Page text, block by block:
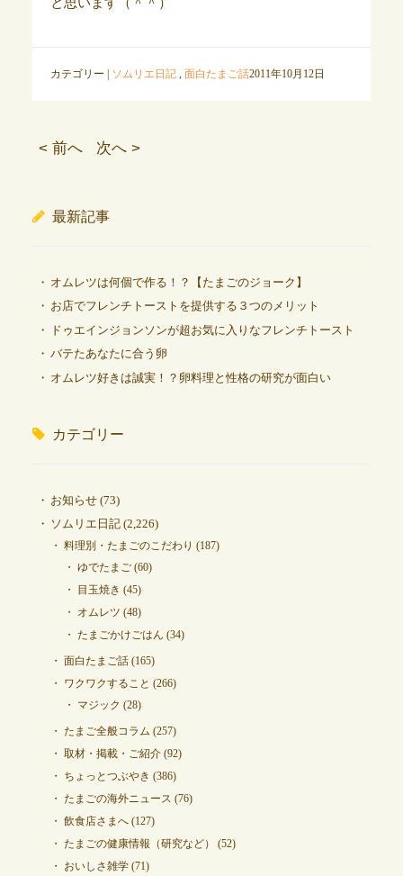
カテゴリー | ソムリエ日記, 面白たまご話2011年10月12日
< 前へ 次へ >
最新記事
オムレツは何個で作る！？【たまごのジョーク】
お店でフレンチトーストを提供する３つのメリット
ドゥエインジョンソンが超お気に入りなフレンチトースト
バテたあなたに合う卵
オムレツ好きは誠実！？卵料理と性格の研究が面白い
カテゴリー
お知らせ(73)
ソムリエ日記(2,226)
料理別・たまごのこだわり (187)
ゆでたまご(60)
目玉焼き (45)
オムレツ (48)
たまごかけごはん (34)
面白たまご話(165)
ワクワクすること (266)
マジック (28)
たまご全般コラム (257)
取材・掲載・ご紹介(92)
ちょっとつぶやき (386)
たまごの海外ニュース (76)
飲食店さまへ(127)
たまごの健康情報（研究など）
(52)
おいしさ雑学(71)